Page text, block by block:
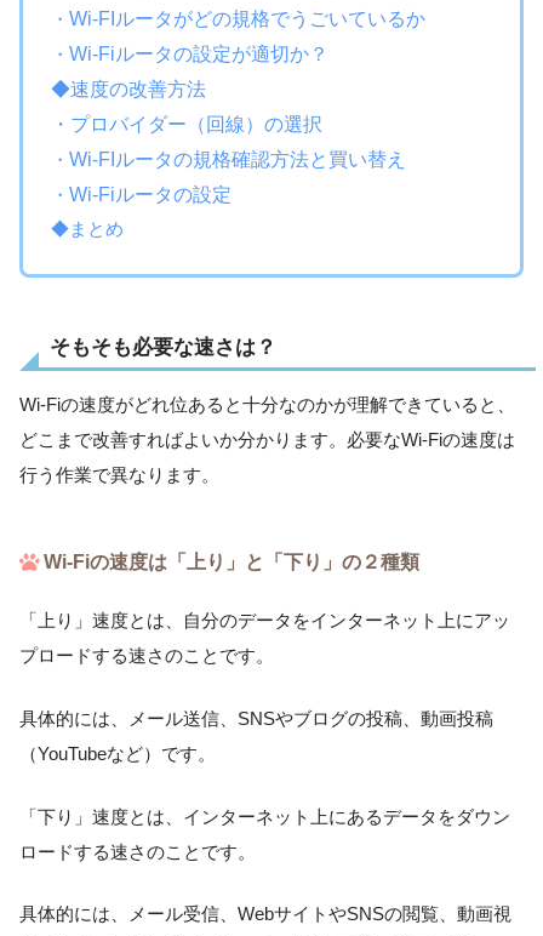
・ Wi-FIルータがどの規格でうごいているか
・ Wi-Fiルータの設定が適切か？
◆速度の改善方法
・プロバイダー（回線）の選択
・ Wi-FIルータの規格確認方法と買い替え
・ Wi-Fiルータの設定
◆まとめ
そもそも必要な速さは？
Wi-Fiの速度がどれ位あると十分なのかが理解できていると、
どこまで改善すればよいか分かります。必要なWi-Fiの速度は
行う作業で異なります。
Wi-Fiの速度は「上り」と「下り」の２種類
「上り」速度とは、自分のデータをインターネット上にアッ
プロードする速さのことです。
具体的には、メール送信、SNSやブログの投稿、動画投稿
（YouTubeなど）です。
「下り」速度とは、インターネット上にあるデータをダウン
ロードする速さのことです。
具体的には、メール受信、WebサイトやSNSの閲覧、動画視